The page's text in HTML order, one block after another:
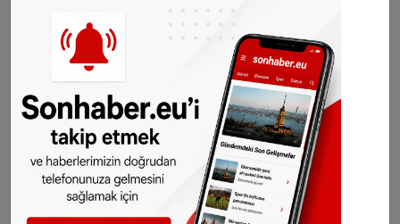
sıkıntılardan kaynaklı gecikmelerin yolcuların
alternatif olarak küçük meydanlara
yönelmesine ve bu havalimanlarının da
yoğunlaşmasına sebep olduğunu belirterek,
“Bununla birlikte Avrupa'da bir çok
havalimanının gece uçuşlarına kapalı olması
operasyonları neredeyse durma noktasına
getirmiş olsa da tarifemizde kalan uçuşlarımızı